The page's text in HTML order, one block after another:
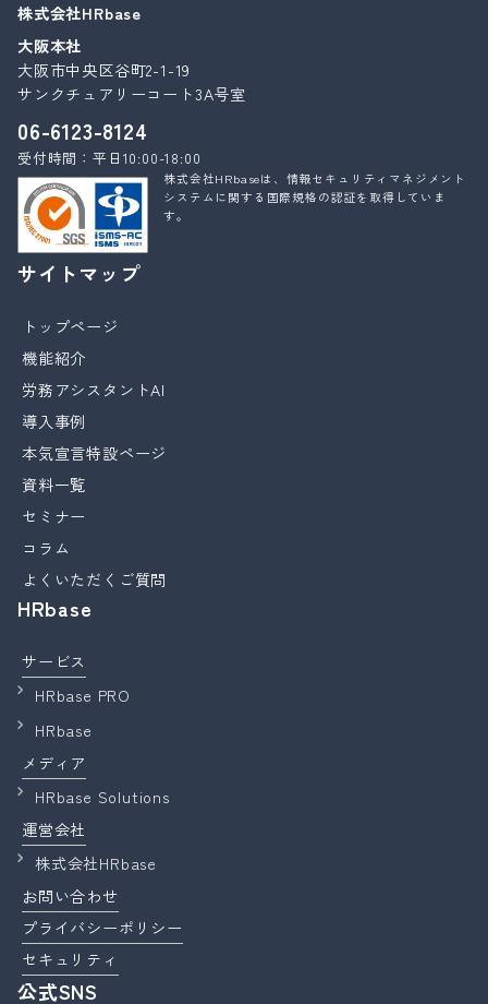
株式会社HRbase
大阪本社
大阪市中央区谷町2-1-19
サンクチュアリーコート3A号室
06-6123-8124
受付時間：平日10:00-18:00
株式会社HRbaseは、情報セキュリティマネジメント
システムに関する国際規格の認証を取得していま
す。
サイトマップ
トップページ
機能紹介
労務アシスタントAI
導入事例
本気宣言特設ページ
資料一覧
セミナー
コラム
よくいただくご質問
HRbase
サービス
HRbase PRO
HRbase
メディア
HRbase Solutions
運営会社
株式会社HRbase
お問い合わせ
プライバシーポリシー
セキュリティ
公式SNS